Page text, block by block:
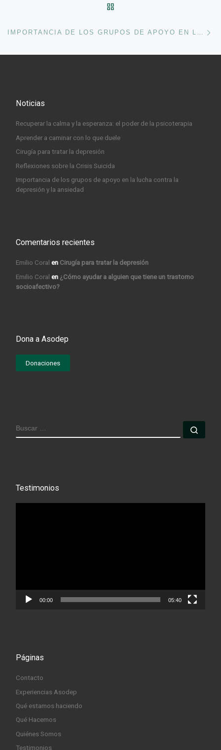
IMPORTANCIA DE LOS GRUPOS DE APOYO EN LA LUCHA CONTRA LA DEPRESIÓN Y LA ANSIEDAD
Noticias
Recuperar la calma y la esperanza: el poder de la psicoterapia
Aprender a caminar con lo que duele
Cirugía para tratar la depresión
Reflexiones sobre la Crisis Suicida
Importancia de los grupos de apoyo en la lucha contra la
depresión y la ansiedad
Comentarios recientes
Emilio Coral en Cirugía para tratar la depresión
Emilio Coral en ¿Cómo ayudar a alguien que tiene un trastorno
socioafectivo?
Dona a Asodep
Donaciones
BUSCAR
Testimonios
00:00 05:40
Páginas
Contacto
Experiencias Asodep
Qué estamos haciendo
Qué Hacemos
Quiénes Somos
Testimonios